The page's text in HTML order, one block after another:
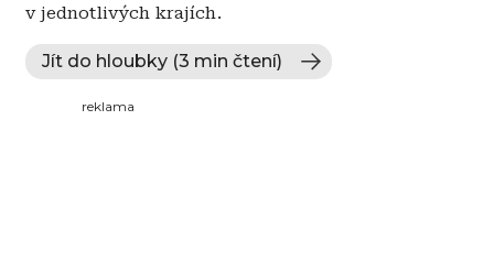
v jednotlivých krajích.
Jít do hloubky (3 min čtení)
reklama